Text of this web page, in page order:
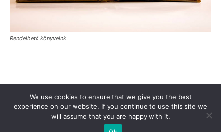
Rendelhető könyveink
Támogasd a Türkinfót! Kiadványaink
Médiaajánlat
Impresszum
Adatkezelési Tájékoztató ÁSZF
Alapítvány
Rólunk
Kapcsolat
We use cookies to ensure that we give you the best
experience on our website. If you continue to use this site we
will assume that you are happy with it.